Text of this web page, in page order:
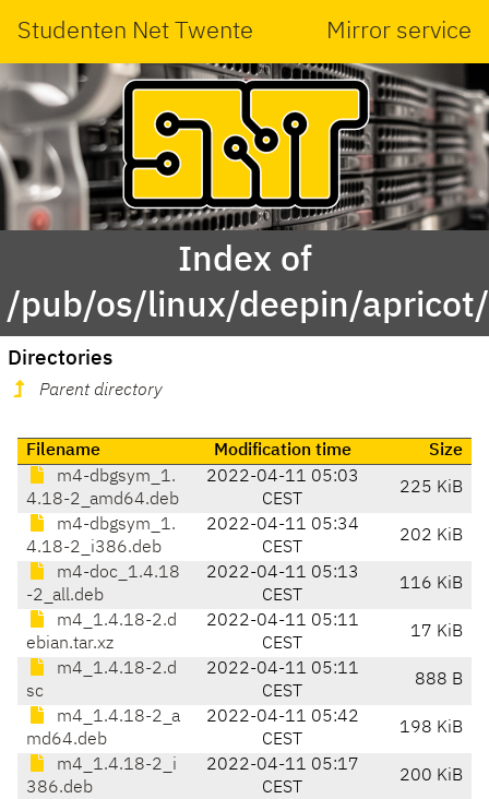
Studenten Net Twente Mirror service
Index of
/pub/os/linux/deepin/
Directories
Parent directory
Filename Modification time
Size
m4-dbgsym_1.
4.18-2_amd64.deb
2022-04-11 05:03
CEST
225 KiB
m4-dbgsym_1.
4.18-2_i386.deb
2022-04-11 05:34
CEST
202 KiB
m4-doc_1.4.18
-2_all.deb
2022-04-11 05:13
CEST
116 KiB
m4_1.4.18-2.d
ebian.tar.xz
2022-04-11 05:11
CEST
17 KiB
m4_1.4.18-2.d
sc
2022-04-11 05:11
CEST
888 B
m4_1.4.18-2_a
md64.deb
2022-04-11 05:42
CEST
198 KiB
m4_1.4.18-2_i
386.deb
2022-04-11 05:17
CEST
200 KiB